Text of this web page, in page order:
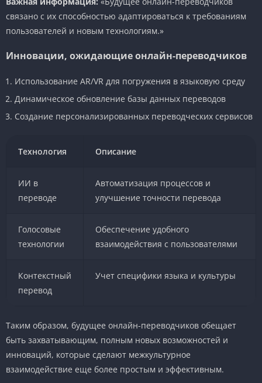
связано с их способностью адаптироваться к требованиям
пользователей и новым технологиям.»
Инновации, ожидающие онлайн-переводчиков
Использование AR/VR для погружения в языковую среду
Динамическое обновление базы данных переводов
Создание персонализированных переводческих сервисов
Технология Описание
ИИ в
переводе
Автоматизация процессов и
улучшение точности перевода
Голосовые
технологии
Обеспечение удобного
взаимодействия с пользователями
Контекстный
перевод
Учет специфики языка и культуры
Таким образом, будущее онлайн-переводчиков обещает
быть захватывающим, полным новых возможностей и
инноваций, которые сделают межкультурное
взаимодействие еще более простым и эффективным.